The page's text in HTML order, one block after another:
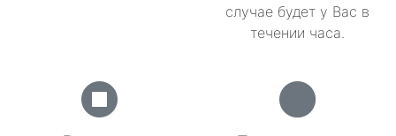
случае будет у Вас в
течении часа.